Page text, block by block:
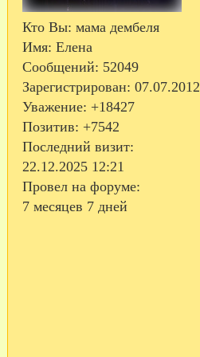
Кто Вы: мама дембеля
Имя: Елена
Сообщений: 52049
Зарегистрирован: 07.07.2012
Уважение: +18427
Позитив: +7542
Последний визит:
22.12.2025 12:21
Провел на форуме:
7 месяцев 7 дней